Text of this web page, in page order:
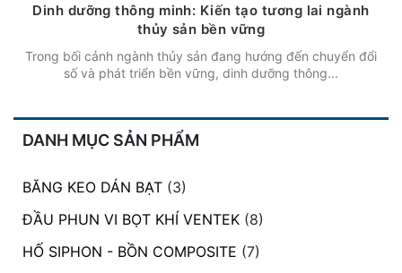
Dinh dưỡng thông minh: Kiến tạo tương lai ngành
thủy sản bền vững
Trong bối cảnh ngành thủy sản đang hướng đến chuyển đổi
số và phát triển bền vững, dinh dưỡng thông...
DANH MỤC SẢN PHẨM
BĂNG KEO DÁN BẠT (3)
ĐẦU PHUN VI BỌT KHÍ VENTEK (8)
HỐ SIPHON - BỒN COMPOSITE (7)